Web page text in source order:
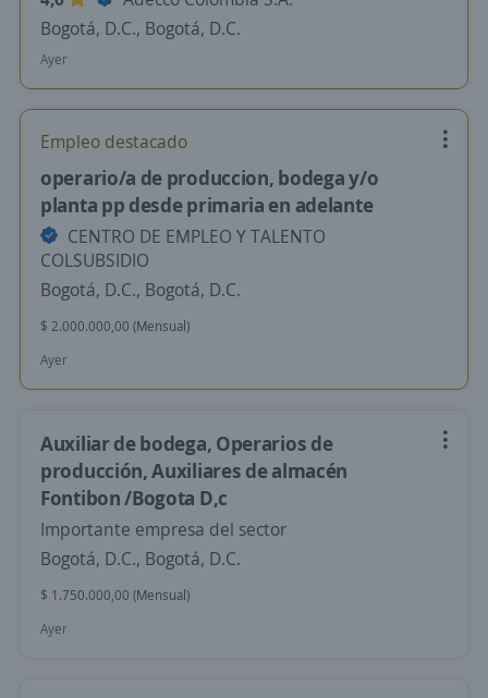
Bogotá, D.C., Bogotá, D.C.
Ayer
Empleo destacado
operario/a de produccion, bodega y/o
planta pp desde primaria en adelante
CENTRO DE EMPLEO Y TALENTO
COLSUBSIDIO
Bogotá, D.C., Bogotá, D.C.
$ 2.000.000,00 (Mensual)
Ayer
Auxiliar de bodega, Operarios de
producción, Auxiliares de almacén
Fontibon /Bogota D,c
Importante empresa del sector
Bogotá, D.C., Bogotá, D.C.
$ 1.750.000,00 (Mensual)
Ayer